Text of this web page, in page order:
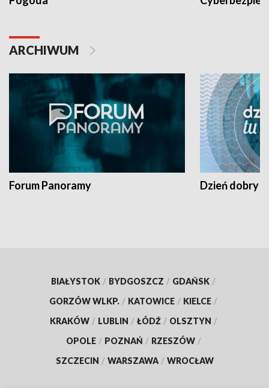
ARCHIWUM
Forum Panoramy Dzień dobry
BIAŁYSTOK / BYDGOSZCZ / GDAŃSK /
GORZÓW WLKP. / KATOWICE / KIELCE /
KRAKÓW / LUBLIN / ŁÓDŹ / OLSZTYN /
OPOLE / POZNAŃ / RZESZÓW /
SZCZECIN / WARSZAWA / WROCŁAW